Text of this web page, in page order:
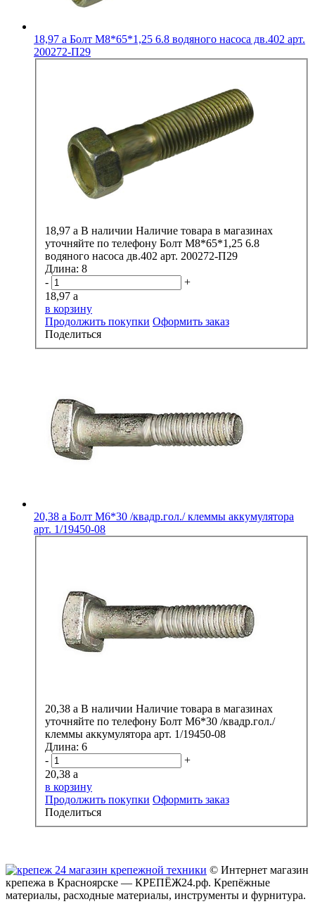
18,97 a Болт М8*65*1,25 6.8 водяного насоса дв.402 арт.
200272-П29
18,97 a В наличии Наличие товара в магазинах
уточняйте по телефону Болт М8*65*1,25 6.8
водяного насоса дв.402 арт. 200272-П29
Длина: 8
-
+
18,97 a
в корзину
Продолжить покупки Оформить заказ
Поделиться
20,38 a Болт М6*30 /квадр.гол./ клеммы аккумулятора
арт. 1/19450-08
20,38 a В наличии Наличие товара в магазинах
уточняйте по телефону Болт М6*30 /квадр.гол./
клеммы аккумулятора арт. 1/19450-08
Длина: 6
-
+
20,38 a
в корзину
Продолжить покупки Оформить заказ
Поделиться
© Интернет магазин
крепежа в Красноярске — КРЕПЁЖ24.рф. Крепёжные
материалы, расходные материалы, инструменты и фурнитура.